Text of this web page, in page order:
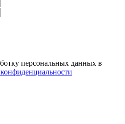
персональных данных в